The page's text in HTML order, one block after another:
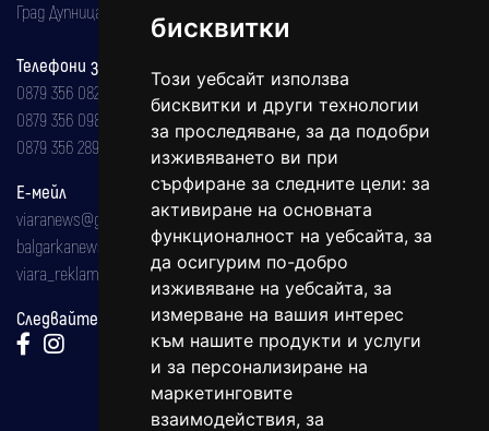
бисквитки
Този уебсайт използва
бисквитки и други технологии
за проследяване, за да подобри
изживяването ви при
сърфиране за следните цели: за
активиране на основната
функционалност на уебсайта, за
да осигурим по-добро
изживяване на уебсайта, за
измерване на вашия интерес
към нашите продукти и услуги
и за персонализиране на
маркетинговите
взаимодействия, за
Град Дупница, ул.''Христо Ботев" 43
Телефони за реклама и абонаменти
0879 356 082
0879 356 098
0879 356 289
Е-мейл
viaranews@gmail.com
balgarkanews@gmail.com
viara_reklama@mail.bg
Следвайте ни: